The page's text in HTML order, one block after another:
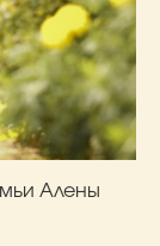
Алены